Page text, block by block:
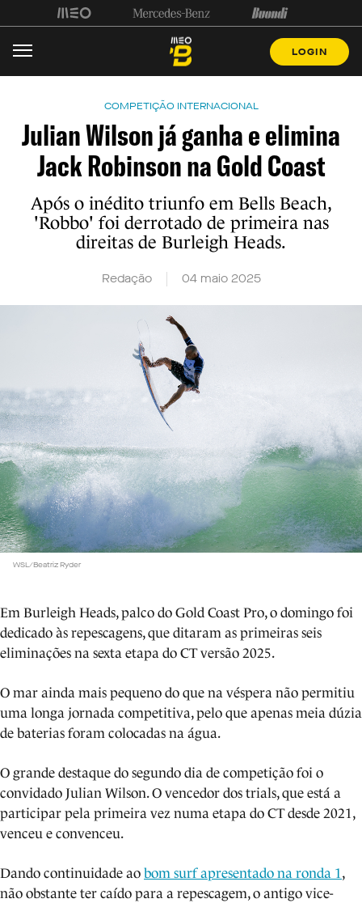
LOGIN
COMPETIÇÃO INTERNACIONAL
Julian Wilson já ganha e elimina
Jack Robinson na Gold Coast
Após o inédito triunfo em Bells Beach,
'Robbo' foi derrotado de primeira nas
direitas de Burleigh Heads.
Redação 04 maio 2025
WSL/Beatriz Ryder
Em Burleigh Heads, palco do Gold Coast Pro, o domingo foi
dedicado às repescagens, que ditaram as primeiras seis
eliminações na sexta etapa do CT versão 2025.
O mar ainda mais pequeno do que na véspera não permitiu
uma longa jornada competitiva, pelo que apenas meia dúzia
de baterias foram colocadas na água.
O grande destaque do segundo dia de competição foi o
convidado Julian Wilson. O vencedor dos trials, que está a
participar pela primeira vez numa etapa do CT desde 2021,
venceu e convenceu.
Dando continuidade ao bom surf apresentado na ronda 1,
não obstante ter caído para a repescagem, o antigo vice-